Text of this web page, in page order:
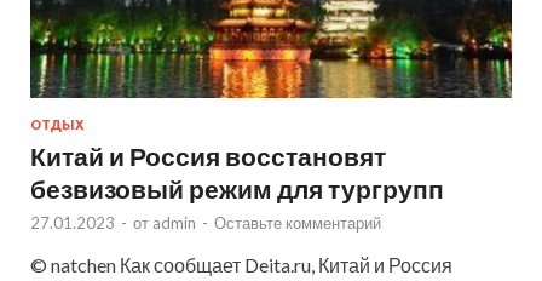
ОТДЫХ
Китай и Россия восстановят
безвизовый режим для тургрупп
27.01.2023 - от admin - Оставьте комментарий
© natchen Как сообщает Deita.ru, Китай и Россия